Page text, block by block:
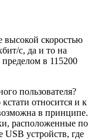
высокой скоростью
с, да и то на
в 115200
пользователя?
относится и к
в принципе.
расположенные по
устройств, где